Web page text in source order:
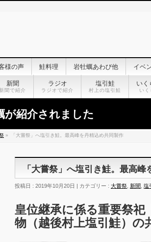
様の声 鮭料理 岩牡蠣あわび他 イベ
新聞
新聞で紹介
ラジオ
ラジオで紹介
塩引鮭
村上の塩引鮭
いく
い
が紹介されました
» 「大嘗祭」へ塩引き鮭。最高峰を丹精込め共同製作
「大嘗祭」へ塩引き鮭。最高
投稿日 : 2019年10月20日 | カテゴリー : 大嘗祭 新聞 塩
皇位継承に係る重要祭
物（越後村上塩引鮭）の